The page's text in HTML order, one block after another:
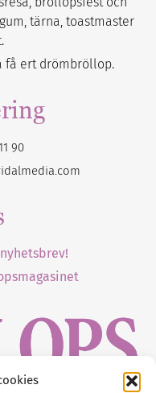
tärna, toastmaster
få ert drömbröllop.
90
nyhetsbrev!